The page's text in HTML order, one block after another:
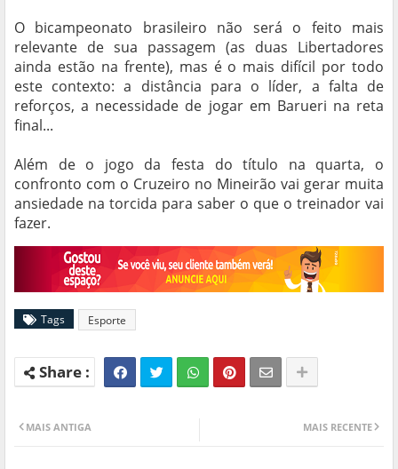
O bicampeonato brasileiro não será o feito mais
relevante de sua passagem (as duas Libertadores
ainda estão na frente), mas é o mais difícil por todo
este contexto: a distância para o líder, a falta de
reforços, a necessidade de jogar em Barueri na reta
final...
Além de o jogo da festa do título na quarta, o
confronto com o Cruzeiro no Mineirão vai gerar muita
ansiedade na torcida para saber o que o treinador vai
fazer.
Tags Esporte
MAIS RECENTE
MAIS ANTIGA